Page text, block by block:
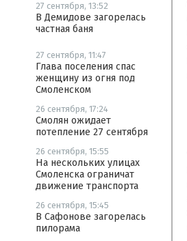
27 сентября, 13:52
В Демидове загорелась
частная баня
27 сентября, 11:47
Глава поселения спас
женщину из огня под
Смоленском
26 сентября, 17:24
Смолян ожидает
потепление 27 сентября
26 сентября, 15:55
На нескольких улицах
Смоленска ограничат
движение транспорта
26 сентября, 15:45
В Сафонове загорелась
пилорама